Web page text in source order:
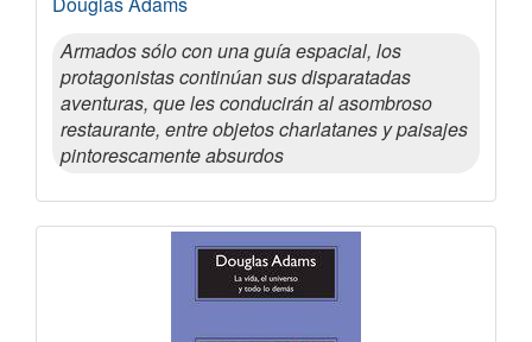
Armados sólo con una guía espacial, los
protagonistas continúan sus disparatadas
aventuras, que les conducirán al asombroso
restaurante, entre objetos charlatanes y paisajes
pintorescamente absurdos